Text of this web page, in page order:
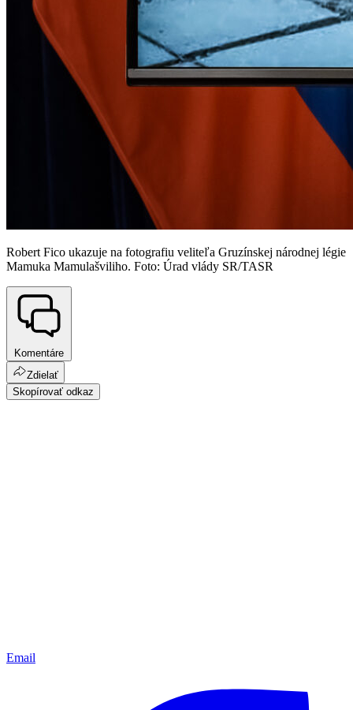
Robert Fico ukazuje na fotografiu veliteľa Gruzínskej národnej légie
Mamuka Mamulašviliho. Foto: Úrad vlády SR/TASR
Komentáre
Zdielať
Skopírovať odkaz
Email